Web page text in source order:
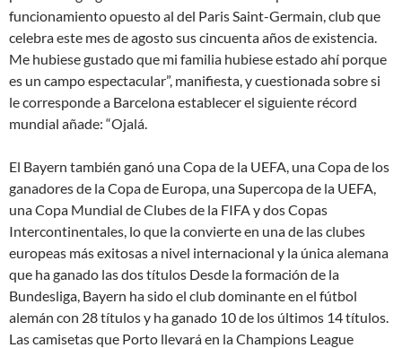
funcionamiento opuesto al del Paris Saint-Germain, club que
celebra este mes de agosto sus cincuenta años de existencia.
Me hubiese gustado que mi familia hubiese estado ahí porque
es un campo espectacular”, manifiesta, y cuestionada sobre si
le corresponde a Barcelona establecer el siguiente récord
mundial añade: “Ojalá.
El Bayern también ganó una Copa de la UEFA, una Copa de los
ganadores de la Copa de Europa, una Supercopa de la UEFA,
una Copa Mundial de Clubes de la FIFA y dos Copas
Intercontinentales, lo que la convierte en una de las clubes
europeas más exitosas a nivel internacional y la única alemana
que ha ganado las dos títulos Desde la formación de la
Bundesliga, Bayern ha sido el club dominante en el fútbol
alemán con 28 títulos y ha ganado 10 de los últimos 14 títulos.
Las camisetas que Porto llevará en la Champions League